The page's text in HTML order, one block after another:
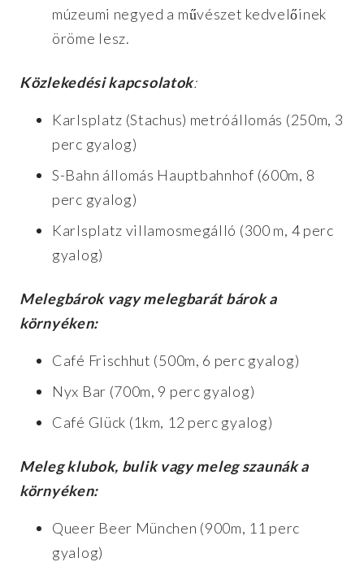
múzeumi negyed a művészet kedvelőinek
öröme lesz.
Közlekedési kapcsolatok:
Karlsplatz (Stachus) metróállomás (250m, 3
perc gyalog)
S-Bahn állomás Hauptbahnhof (600m, 8
perc gyalog)
Karlsplatz villamosmegálló (300 m, 4 perc
gyalog)
Melegbárok vagy melegbarát bárok a
környéken:
Café Frischhut (500m, 6 perc gyalog)
Nyx Bar (700m, 9 perc gyalog)
Café Glück (1km, 12 perc gyalog)
Meleg klubok, bulik vagy meleg szaunák a
környéken:
Queer Beer München (900m, 11 perc
gyalog)